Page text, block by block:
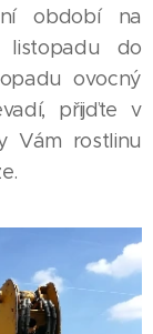
období na
do
ovocný
přijďte v
Vám rostlinu